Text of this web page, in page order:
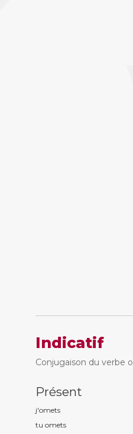
Indicatif
Conjugaison du verbe
Présent
j'omets
tu omets